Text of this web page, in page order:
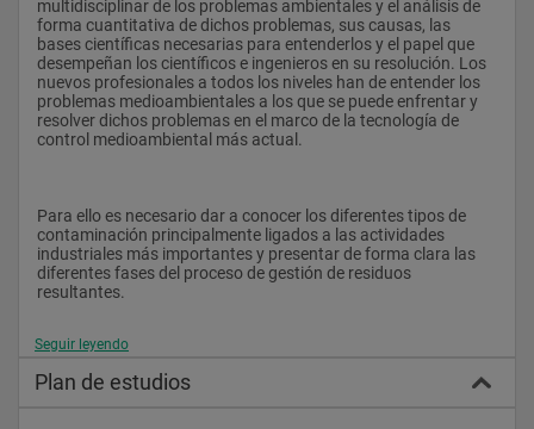
multidisciplinar de los problemas ambientales y el análisis de
forma cuantitativa de dichos problemas, sus causas, las
bases científicas necesarias para entenderlos y el papel que
desempeñan los científicos e ingenieros en su resolución. Los
nuevos profesionales a todos los niveles han de entender los
problemas medioambientales a los que se puede enfrentar y
resolver dichos problemas en el marco de la tecnología de
control medioambiental más actual.
Para ello es necesario dar a conocer los diferentes tipos de
contaminación principalmente ligados a las actividades
industriales más importantes y presentar de forma clara las
diferentes fases del proceso de gestión de residuos
resultantes.
implantación de sistemas de energías renovables, el Máster
Seguir leyendo
Plan de estudios